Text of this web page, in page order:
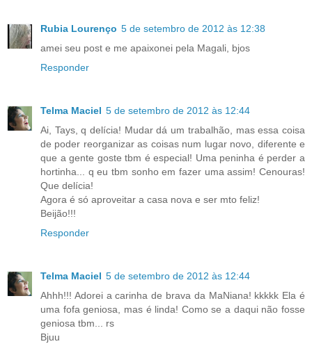
Rubia Lourenço 5 de setembro de 2012 às 12:38
amei seu post e me apaixonei pela Magali, bjos
Responder
Telma Maciel 5 de setembro de 2012 às 12:44
Ai, Tays, q delícia! Mudar dá um trabalhão, mas essa coisa
de poder reorganizar as coisas num lugar novo, diferente e
que a gente goste tbm é especial! Uma peninha é perder a
hortinha... q eu tbm sonho em fazer uma assim! Cenouras!
Que delícia!
Agora é só aproveitar a casa nova e ser mto feliz!
Beijão!!!
Responder
Telma Maciel 5 de setembro de 2012 às 12:44
Ahhh!!! Adorei a carinha de brava da MaNiana! kkkkk Ela é
uma fofa geniosa, mas é linda! Como se a daqui não fosse
geniosa tbm... rs
Bjuu